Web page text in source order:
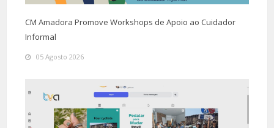
CM Amadora Promove Workshops de Apoio ao Cuidador
Informal
05 Agosto 2026